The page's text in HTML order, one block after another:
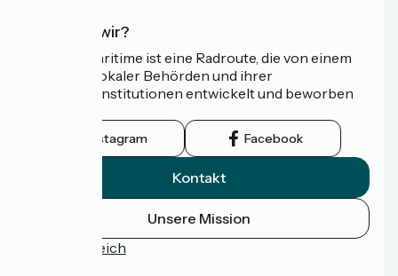
Wer sind wir?
Die Vélomaritime ist eine Radroute, die von einem
Netzwerk lokaler Behörden und ihrer
Tourismusinstitutionen entwickelt und beworben
Instagram Facebook
Kontakt
Unsere Mission
Pressebereich